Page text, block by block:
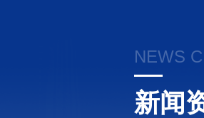
NEWS
新闻